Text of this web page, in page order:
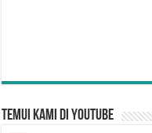
Temui Kami di YouTube